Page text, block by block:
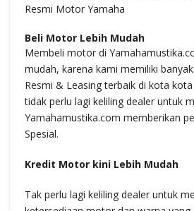
Resmi Motor Yamaha
Beli Motor Lebih Mudah
Membeli motor di
mudah, karena kami memiliki
Resmi & Leasing terbaik di kota
tidak perlu lagi keliling dealer untuk
Yamahamustika.com memberikan
Spesial.
Kredit Motor kini Lebih Mudah
Tak perlu lagi keliling dealer untuk